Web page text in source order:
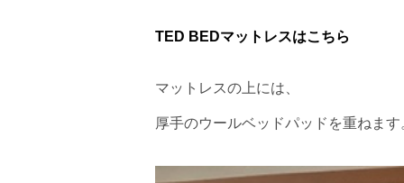
TED BEDマットレスはこちら
マットレスの上には、
厚手のウールベッドパッドを重ねます